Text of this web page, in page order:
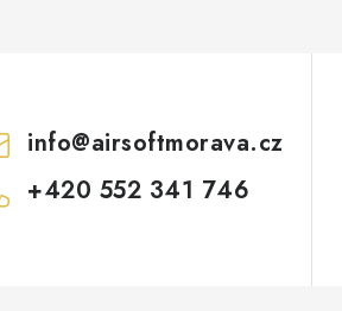
info@airsoftmorava.cz
+420 552 341 746